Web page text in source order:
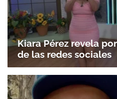
Kiara Pérez revela
de las redes sociales